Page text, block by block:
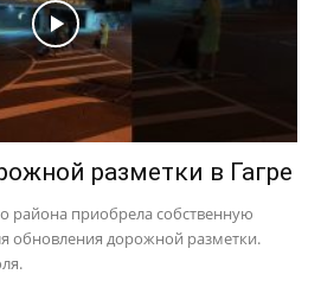
разметки в Гагре
района приобрела собственную
обновления дорожной разметки.